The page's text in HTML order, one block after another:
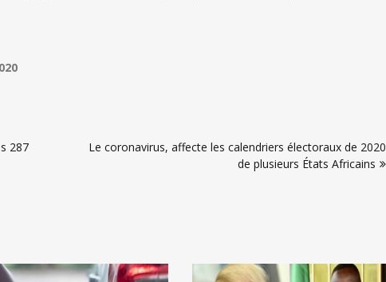
287
Le coronavirus, affecte les calendriers électoraux de 2020
de plusieurs États Africains